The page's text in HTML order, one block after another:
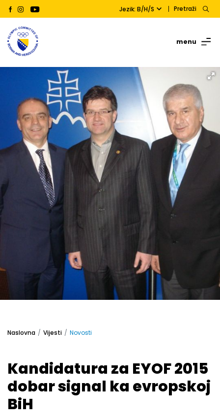
Jezik: B/H/S Pretraži
menu
Naslovna Vijesti Novosti
Kandidatura za EYOF 2015
dobar signal ka evropskoj
BiH